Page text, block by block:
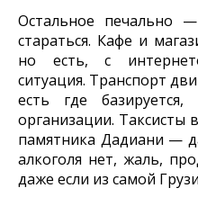
Остальное печально
стараться. Кафе и
но есть, с
ситуация. Транспорт
есть где
организации. Таксисты
памятника Дадиани —
алкоголя нет, жаль,
даже если из самой